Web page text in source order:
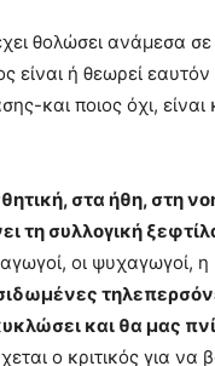
θολώσει ανάμεσα σε
είναι ή θεωρεί εαυτόν
και ποιος όχι, είναι
στα ήθη, στη
τη συλλογική
οι
και θα μας
ο κριτικός για να